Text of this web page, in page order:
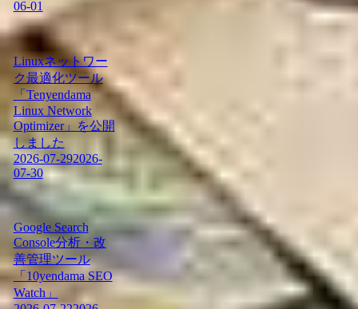
06-01
Linuxネットワー
ク最適化ツール
「Tenyendama
Linux Network
Optimizer」を公開
しました
2026-07-292026-
07-30
Google Search
Console分析・改
善管理ツール
「10yendama SEO
Watch」